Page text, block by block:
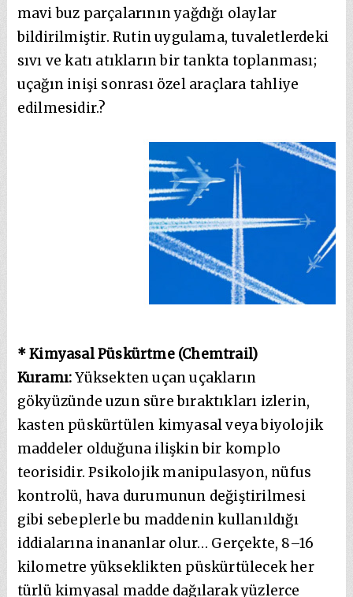
mavi buz parçalarının yağdığı olaylar
bildirilmiştir. Rutin uygulama, tuvaletlerdeki
sıvı ve katı atıkların bir tankta toplanması;
uçağın inişi sonrası özel araçlara tahliye
edilmesidir.?
* Kimyasal Püskürtme (Chemtrail)
Kuramı:Yüksekten uçan uçakların
gökyüzünde uzun süre bıraktıkları izlerin,
kasten püskürtülen kimyasal veya biyolojik
maddeler olduğuna ilişkin bir komplo
teorisidir. Psikolojik manipulasyon, nüfus
kontrolü, hava durumunun değiştirilmesi
gibi sebeplerle bu maddenin kullanıldığı
iddialarına inananlar olur… Gerçekte, 8–16
kilometre yükseklikten püskürtülecek her
türlü kimyasal madde dağılarak yüzlerce